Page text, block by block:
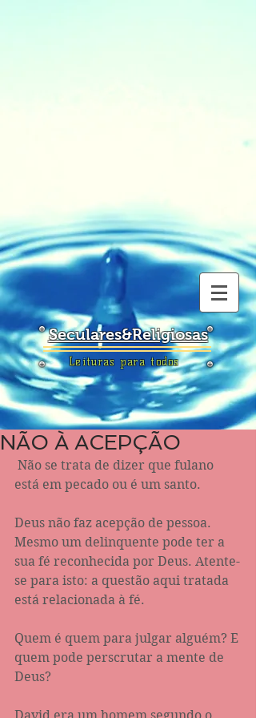
Seculares&Religiosas
Leituras para todos
NÃO À ACEPÇÃO
está em pecado ou é um santo.
Deus não faz acepção de pessoa.
Mesmo um delinquente pode ter a
sua fé reconhecida por Deus. Atente-
se para isto: a questão aqui tratada
está relacionada à fé.
Quem é quem para julgar alguém? E
quem pode perscrutar a mente de
Deus?